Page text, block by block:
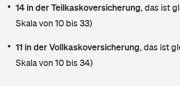
14 in der Teilkaskoversicherung, das ist
Skala von 10 bis 33)
11 in der Vollkaskoversicherung, das ist
Skala von 10 bis 34)